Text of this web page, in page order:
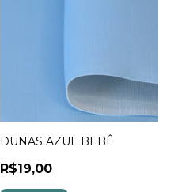
DUNAS AZUL BEBÊ
R$19,00